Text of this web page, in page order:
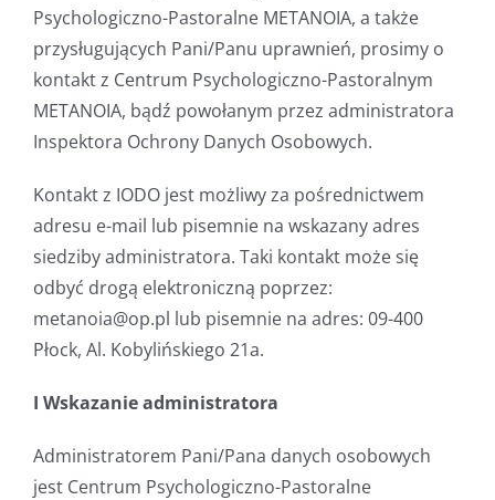
Psychologiczno-Pastoralne METANOIA, a także
przysługujących Pani/Panu uprawnień, prosimy o
kontakt z Centrum Psychologiczno-Pastoralnym
METANOIA, bądź powołanym przez administratora
Inspektora Ochrony Danych Osobowych.
Kontakt z IODO jest możliwy za pośrednictwem
adresu e-mail lub pisemnie na wskazany adres
siedziby administratora. Taki kontakt może się
odbyć drogą elektroniczną poprzez:
metanoia@op.pl lub pisemnie na adres: 09-400
Płock, Al. Kobylińskiego 21a.
I Wskazanie administratora
Administratorem Pani/Pana danych osobowych
jest Centrum Psychologiczno-Pastoralne